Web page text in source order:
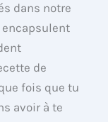
dans notre
encapsulent
de
fois que tu
avoir à te